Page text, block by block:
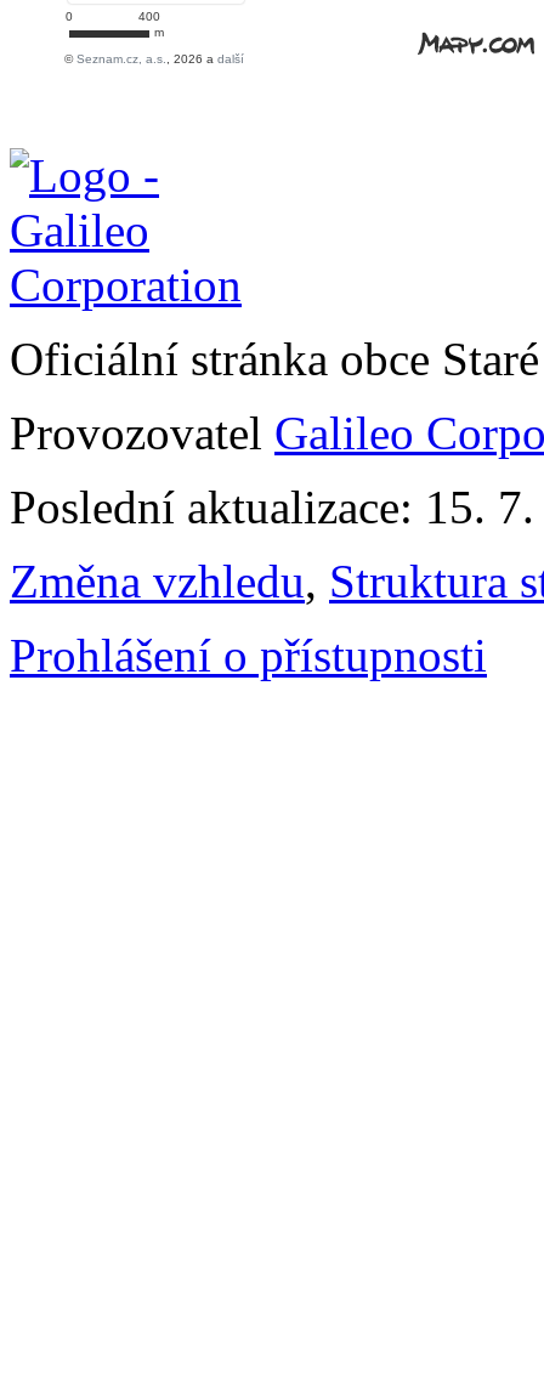
Oficiální stránka obce
Provozovatel Galileo
Poslední aktualizace: 15.
Změna vzhledu, Struktura
Prohlášení o přístupnosti